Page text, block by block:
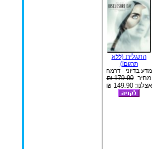
התגלית(ללא
תרגום!)
מדע בדיוני - דרמה
מחיר:179.90 ₪
אצלנו: 149.90 ₪